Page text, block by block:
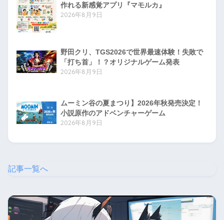
作れる新感覚アプリ『マモルカ』
2026年8月9日
野田クリ、TGS2026で世界最速体験！失敗で
「打ち首」！？オリジナルゲーム発表
2026年8月9日
ムーミン谷の夏まつり】2026年秋発売決定！
小説原作のアドベンチャーゲーム
2026年8月9日
記事一覧へ